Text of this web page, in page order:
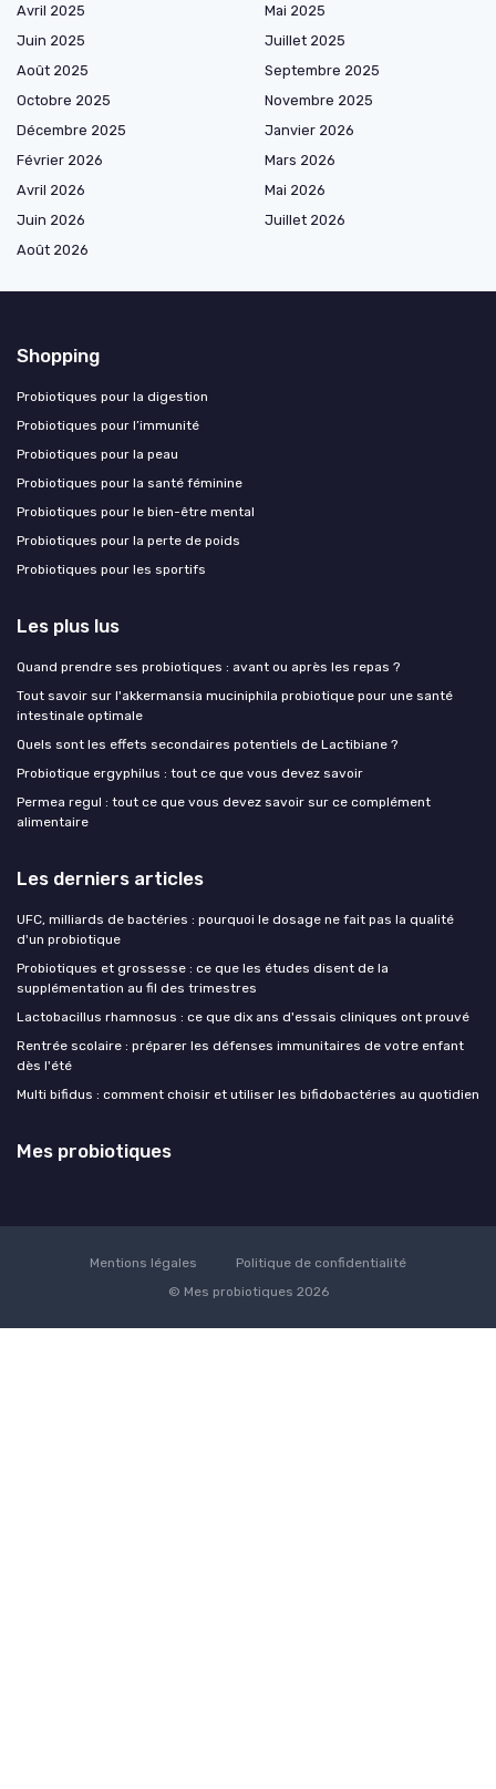
Avril 2025
Mai 2025
Juin 2025
Juillet 2025
Août 2025
Septembre 2025
Octobre 2025
Novembre 2025
Décembre 2025
Janvier 2026
Février 2026
Mars 2026
Avril 2026
Mai 2026
Juin 2026
Juillet 2026
Août 2026
Shopping
Probiotiques pour la digestion
Probiotiques pour l’immunité
Probiotiques pour la peau
Probiotiques pour la santé féminine
Probiotiques pour le bien-être mental
Probiotiques pour la perte de poids
Probiotiques pour les sportifs
Les plus lus
Quand prendre ses probiotiques : avant ou après les repas ?
Tout savoir sur l'akkermansia muciniphila probiotique pour une santé
intestinale optimale
Quels sont les effets secondaires potentiels de Lactibiane ?
Probiotique ergyphilus : tout ce que vous devez savoir
Permea regul : tout ce que vous devez savoir sur ce complément
alimentaire
Les derniers articles
UFC, milliards de bactéries : pourquoi le dosage ne fait pas la qualité
d'un probiotique
Probiotiques et grossesse : ce que les études disent de la
supplémentation au fil des trimestres
Lactobacillus rhamnosus : ce que dix ans d'essais cliniques ont prouvé
Rentrée scolaire : préparer les défenses immunitaires de votre enfant
dès l'été
Multi bifidus : comment choisir et utiliser les bifidobactéries au quotidien
Mes probiotiques
Mentions légales
Politique de confidentialité
© Mes probiotiques 2026